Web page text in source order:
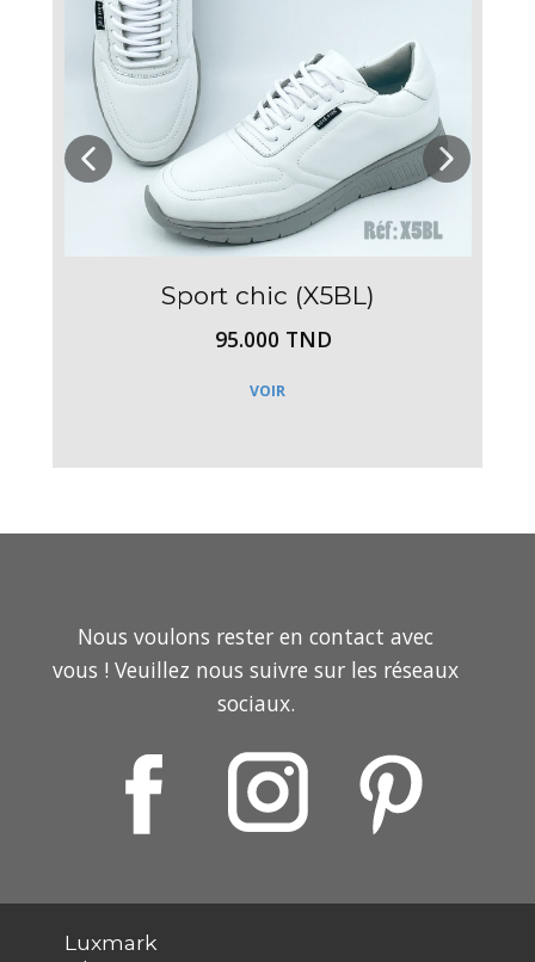
Sport chic (X5BL)
95.000 TND
VOIR
Nous voulons rester en contact avec
vous ! Veuillez nous suivre sur les réseaux
sociaux.
media so we can keep in touch.
Luxmark